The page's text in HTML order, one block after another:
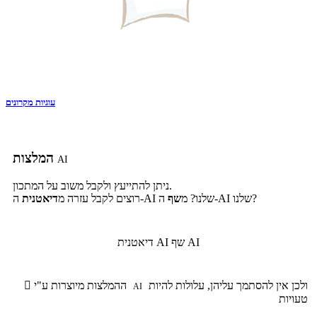
עוגיות מקרונים
AI
ניתן להתייעץ ולקבל משוב על המתכון.
רוצים לקבל עזרה מדיאטנית ה-AI שלנו? משף ה-AI שלנו?
דיאטנית AI שף AI
 AI
טעויות